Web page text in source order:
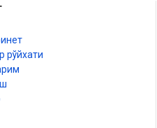
эканингга ҳамдлар бўлсин!
рўйхати